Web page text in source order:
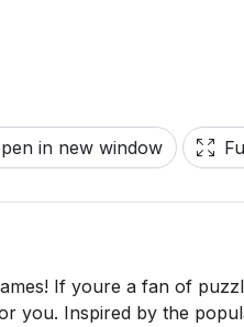
in new window
If youre a fan of
you. Inspired by the